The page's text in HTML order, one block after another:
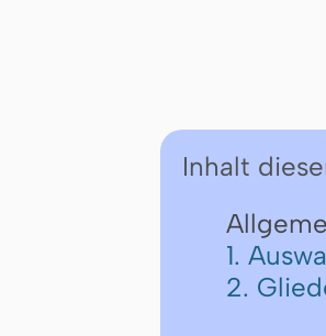
Inhalt
1.
2.